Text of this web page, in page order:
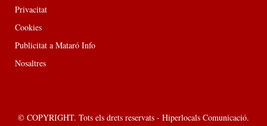
Privacitat
Cookies
Publicitat a Mataró Info
Nosaltres
© COPYRIGHT. Tots els drets reservats - Hiperlocals Comunicació.